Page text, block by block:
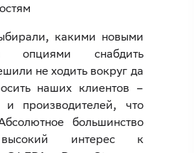
какими новыми
опциями снабдить
не ходить вокруг да
наших клиентов –
и производителей, что
большинство
интерес к